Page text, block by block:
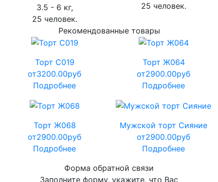
3.5 - 6 кг,
25 человек.
25 человек.
Рекомендованные товары
Торт С019
от3200.00руб
Подробнее
Торт Ж064
от2900.00руб
Подробнее
Торт Ж068
от2900.00руб
Подробнее
Мужской торт Сияние
от2900.00руб
Подробнее
Форма обратной связи
Заполните форму, укажите, что Вас